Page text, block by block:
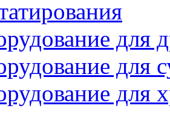
для
для
для